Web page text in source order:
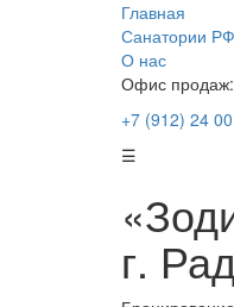
Главная
Санатории РФ
О нас
Офис продаж:
+7 (912) 24
☰
г.